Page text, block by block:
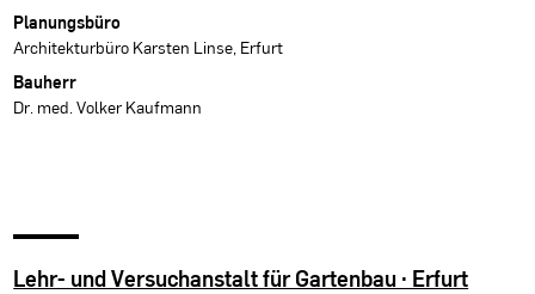
Planungsbüro
Architekturbüro Karsten Linse, Erfurt
Bauherr
Dr. med. Volker Kaufmann
Lehr- und Versuchanstalt für Gartenbau · Erfurt